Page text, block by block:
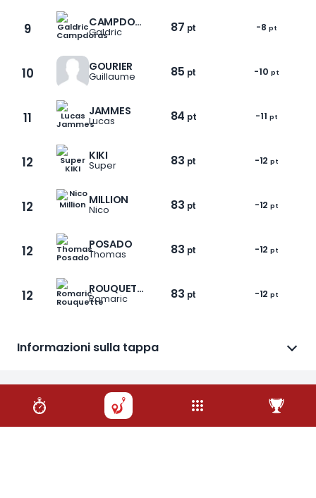
1 / 30
9 CAMPDORAS
Galdric 87 pt -8 pt
10 GOURIER
Guillaume 85 pt -10 pt
11 JAMMES
Lucas 84 pt -11 pt
12 KIKI
Super 83 pt -12 pt
12 MILLION
Nico 83 pt -12 pt
12 POSADO
Thomas 83 pt -12 pt
12 ROUQUETTE
Romaric 83 pt -12 pt
Informazioni sulla tappa